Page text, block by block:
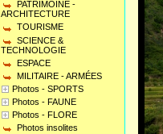
PATRIMOINE -
ARCHITECTURE
TOURISME
SCIENCE &
TECHNOLOGIE
ESPACE
MILITAIRE - ARMÉES
Photos - SPORTS
Photos - FAUNE
Photos - FLORE
Photos insolites